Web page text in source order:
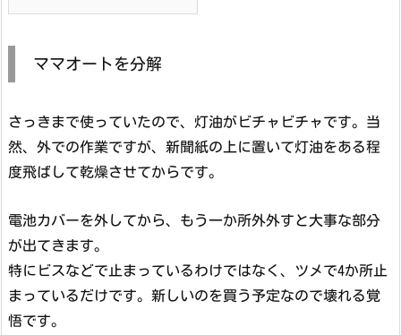
ママオートを分解
さっきまで使っていたので、灯油がビチャビチャです。当
然、外での作業ですが、新聞紙の上に置いて灯油をある程
度飛ばして乾燥させてからです。
電池カバーを外してから、もう一か所外外すと大事な部分
が出てきます。
特にビスなどで止まっているわけではなく、ツメで4か所止
まっているだけです。新しいのを買う予定なので壊れる覚
悟です。